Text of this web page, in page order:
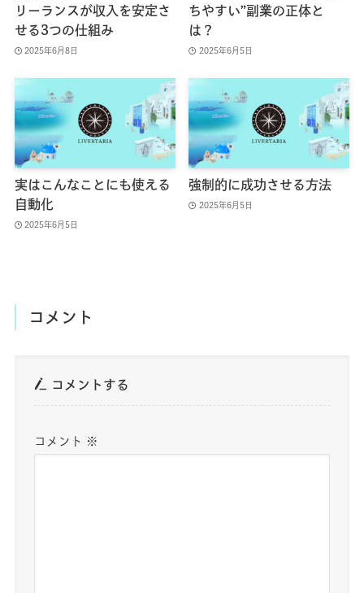
リーランスが収入を安定さ
せる3つの仕組み
2025年6月8日
ちやすい”副業の正体と
は？
2025年6月5日
実はこんなことにも使える
自動化
2025年6月5日
強制的に成功させる方法
2025年6月5日
コメント
コメントする
コメント ※